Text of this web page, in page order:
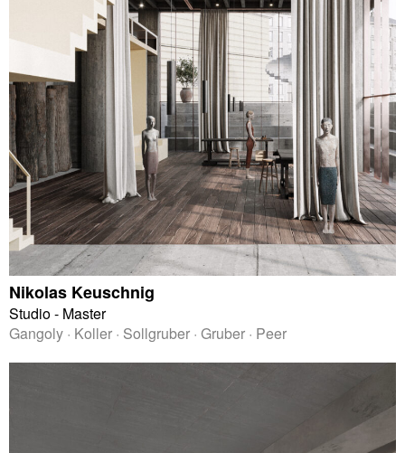
Nikolas Keuschnig
Studio - Master
Gangoly · Koller · Sollgruber · Gruber · Peer